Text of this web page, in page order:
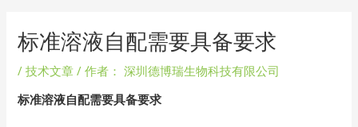
标准溶液自配需要具备要求
/技术文章 / 作者： 深圳德博瑞生物科技有限公司
标准溶液自配需要具备要求